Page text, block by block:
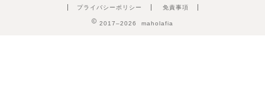
プライバシーポリシー 免責事項
2017–2026 maholafia